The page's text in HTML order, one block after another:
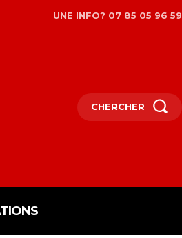
UNE INFO? 07 85 05 96 59
CHERCHER